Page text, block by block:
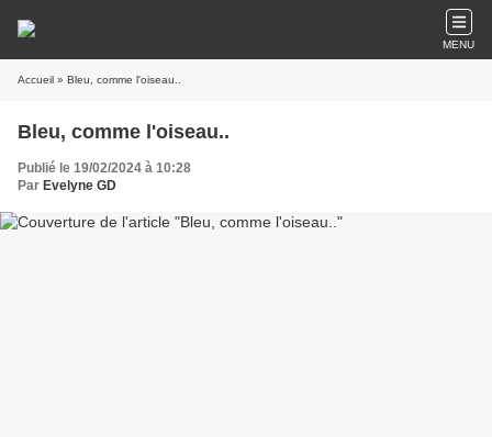
MENU
Accueil » Bleu, comme l'oiseau..
Bleu, comme l'oiseau..
Publié le 19/02/2024 à 10:28
Par Evelyne GD